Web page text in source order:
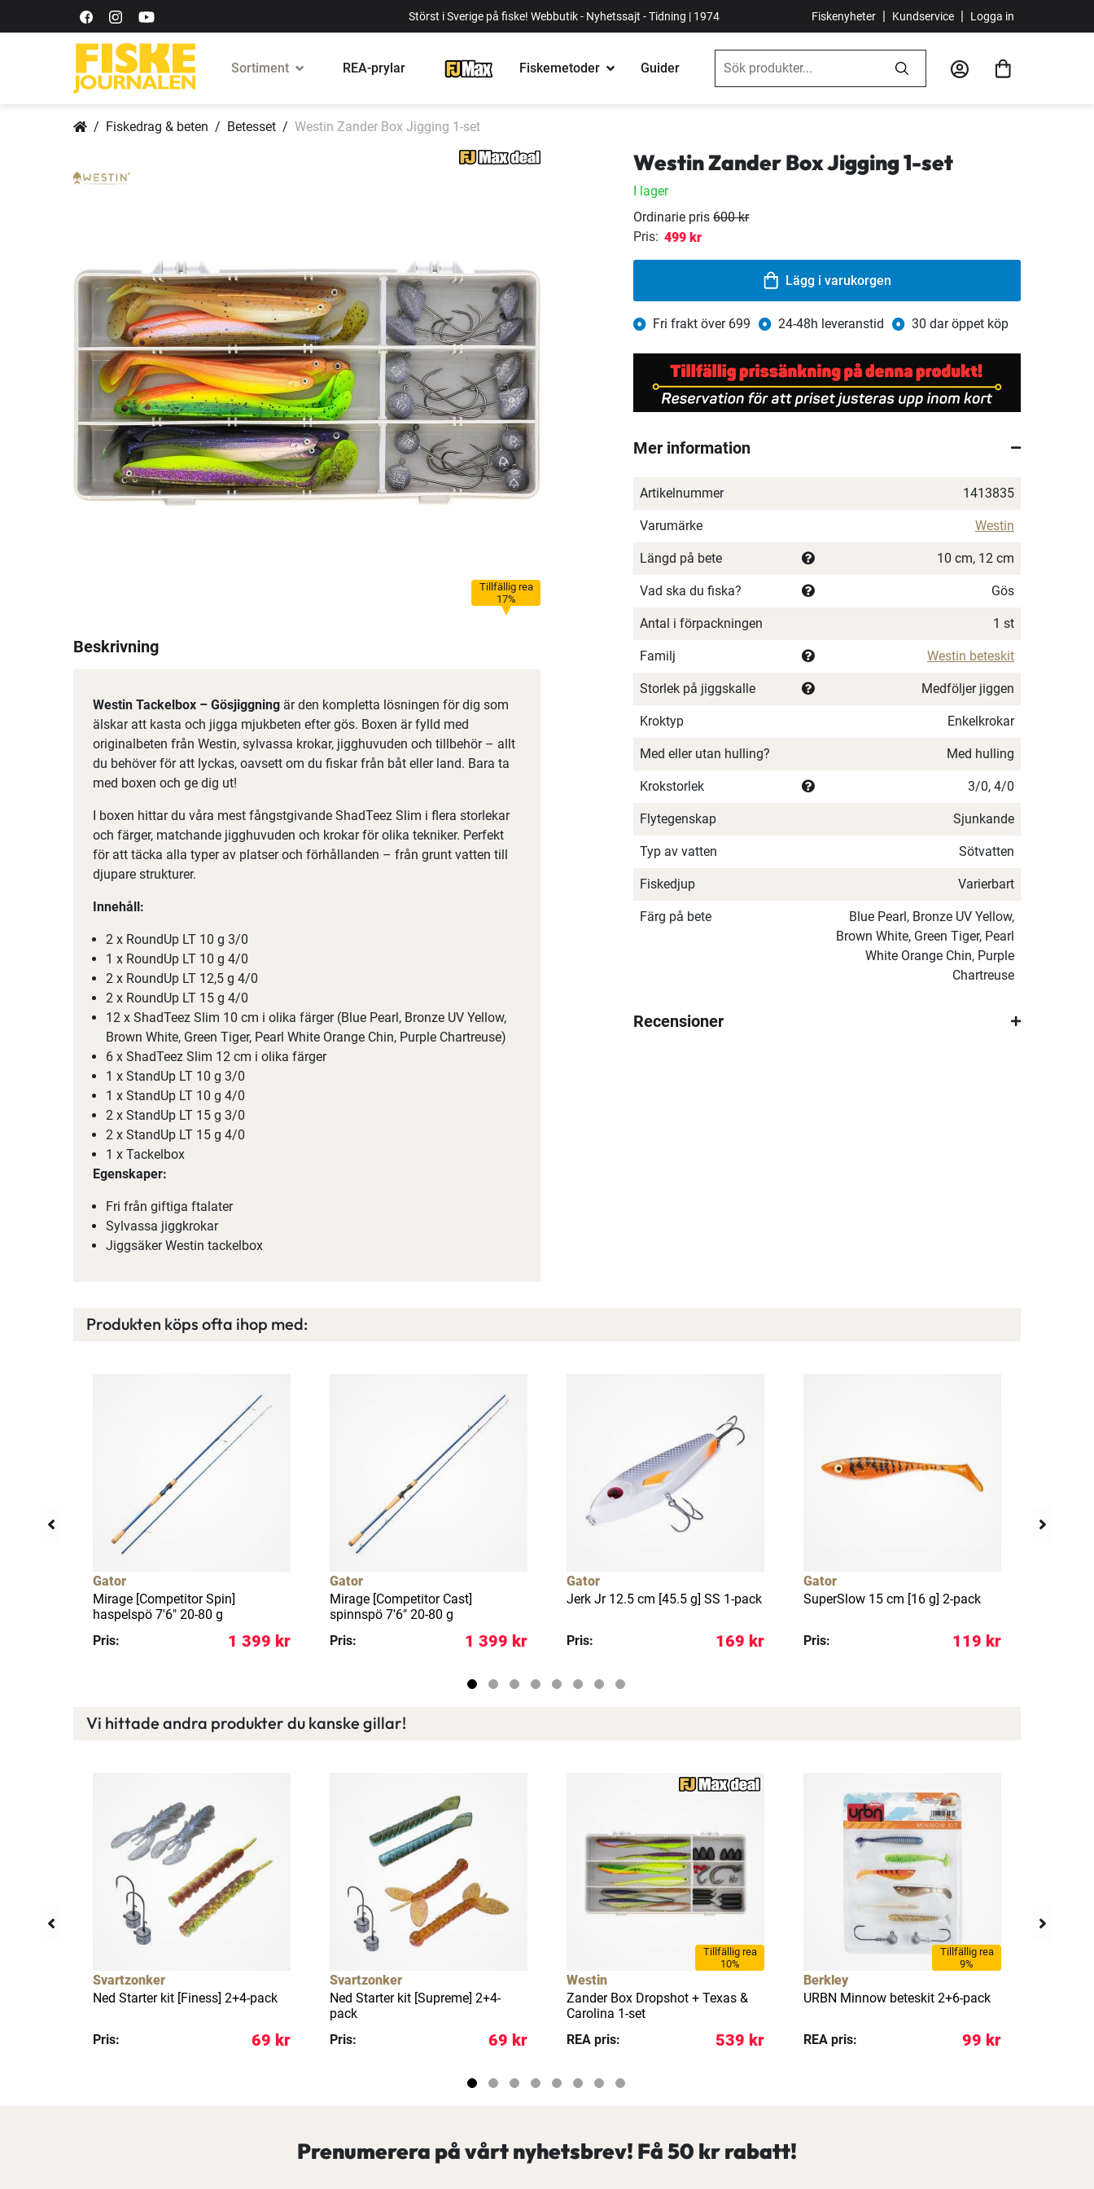
Störst i Sverige på fiske! Webbutik - Nyhetssajt - Tidning | 1974 Fiskenyheter | Kundservice | Logga in
Sortiment REA-prylar Fiskemetoder Guider
Fiskedrag & beten Betesset Westin Zander Box Jigging 1-set
Tillfällig rea
17%
Beskrivning
Westin Tackelbox – Gösjiggning är den kompletta lösningen för dig som
älskar att kasta och jigga mjukbeten efter gös. Boxen är fylld med
originalbeten från Westin, sylvassa krokar, jigghuvuden och tillbehör – allt
du behöver för att lyckas, oavsett om du fiskar från båt eller land. Bara ta
med boxen och ge dig ut!
I boxen hittar du våra mest fångstgivande ShadTeez Slim i flera storlekar
och färger, matchande jigghuvuden och krokar för olika tekniker. Perfekt
för att täcka alla typer av platser och förhållanden – från grunt vatten till
djupare strukturer.
Innehåll:
2 x RoundUp LT 10 g 3/0
1 x RoundUp LT 10 g 4/0
2 x RoundUp LT 12,5 g 4/0
2 x RoundUp LT 15 g 4/0
12 x ShadTeez Slim 10 cm i olika färger (Blue Pearl, Bronze UV Yellow,
Brown White, Green Tiger, Pearl White Orange Chin, Purple Chartreuse)
6 x ShadTeez Slim 12 cm i olika färger
1 x StandUp LT 10 g 3/0
1 x StandUp LT 10 g 4/0
2 x StandUp LT 15 g 3/0
2 x StandUp LT 15 g 4/0
1 x Tackelbox
Egenskaper:
Fri från giftiga ftalater
Sylvassa jiggkrokar
Jiggsäker Westin tackelbox
Westin Zander Box Jigging 1-set
I lager
Ordinarie pris 600 kr
Pris: 499 kr
Lägg i varukorgen
Fri frakt över 699 24-48h leveranstid 30 dar öppet köp
Mer information
Artikelnummer 1413835
Varumärke Westin
Längd på bete 10 cm, 12 cm
Vad ska du fiska? Gös
Antal i förpackningen 1 st
Familj Westin beteskit
Storlek på jiggskalle Medföljer jiggen
Kroktyp Enkelkrokar
Med eller utan hulling? Med hulling
Krokstorlek 3/0, 4/0
Flytegenskap Sjunkande
Typ av vatten Sötvatten
Fiskedjup Varierbart
Färg på bete
Blue Pearl, Bronze UV Yellow,
Brown White, Green Tiger, Pearl
White Orange Chin, Purple
Chartreuse
Recensioner
Produkten köps ofta ihop med:
Gator
Mirage [Competitor Spin]
haspelspö 7'6" 20-80 g
Pris:
1 399 kr
Gator
Mirage [Competitor Cast]
spinnspö 7'6" 20-80 g
Pris:
1 399 kr
Gator
Jerk Jr 12.5 cm [45.5 g] SS 1-pack
Pris: 169 kr
Gator
SuperSlow 15 cm [16 g] 2-pack
Pris: 119 kr
Vi hittade andra produkter du kanske gillar!
Svartzonker
Ned Starter kit [Finess] 2+4-pack
Pris: 69 kr
Svartzonker
Ned Starter kit [Supreme] 2+4-
pack
Pris:
69 kr
Tillfällig rea
10%
Westin
Zander Box Dropshot + Texas &
Carolina 1-set
REA pris:
539 kr
Tillfällig rea
9%
Berkley
URBN Minnow beteskit 2+6-pack
REA pris: 99 kr
Prenumerera på vårt nyhetsbrev! Få50 kr rabatt!